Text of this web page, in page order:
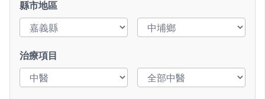
縣市地區
治療項目